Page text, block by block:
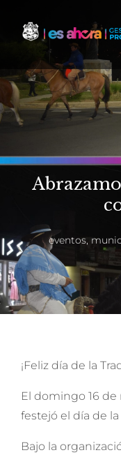
eventos,
¡Feliz día de la
El domingo 16
festejó el día de
Bajo la